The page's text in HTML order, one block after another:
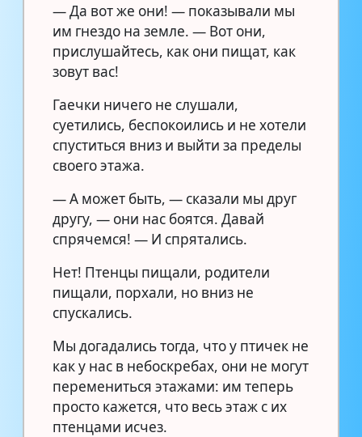
— Да вот же они! — показывали мы
им гнездо на земле. — Вот они,
прислушайтесь, как они пищат, как
зовут вас!
Гаечки ничего не слушали,
суетились, беспокоились и не хотели
спуститься вниз и выйти за пределы
своего этажа.
— А может быть, — сказали мы друг
другу, — они нас боятся. Давай
спрячемся! — И спрятались.
Нет! Птенцы пищали, родители
пищали, порхали, но вниз не
спускались.
Мы догадались тогда, что у птичек не
как у нас в небоскребах, они не могут
перемениться этажами: им теперь
просто кажется, что весь этаж с их
птенцами исчез.